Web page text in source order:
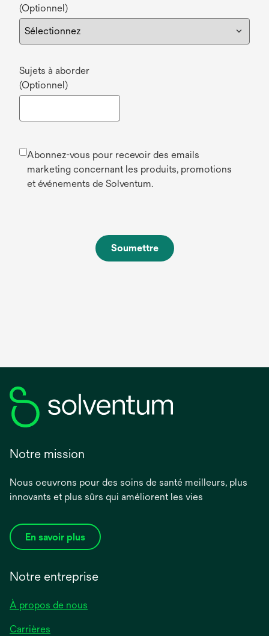
(Optionnel)
Sujets à aborder
(Optionnel)
Abonnez-vous pour recevoir des emails
marketing concernant les produits, promotions
et événements de Solventum.
Soumettre
Notre mission
Nous oeuvrons pour des soins de santé meilleurs, plus
innovants et plus sûrs qui améliorent les vies
En savoir plus
Notre entreprise
À propos de nous
Carrières